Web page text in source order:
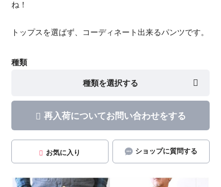
ね！
トップスを選ばず、コーディネート出来るパンツです。
種類
種類を選択する
再入荷についてお問い合わせをする
お気に入り ショップに質問する